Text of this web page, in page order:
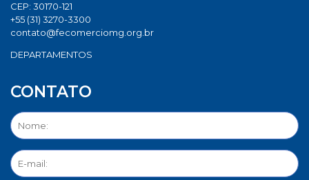
CEP: 30170-121
+55 (31) 3270-3300
contato@fecomerciomg.org.br
DEPARTAMENTOS
CONTATO